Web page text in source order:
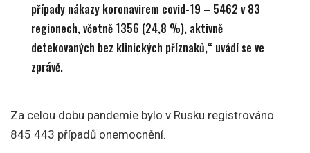
případy nákazy koronavirem covid-19 – 5462 v 83
regionech, včetně 1356 (24,8 %), aktivně
detekovaných bez klinických příznaků,“ uvádí se ve
zprávě.
Za celou dobu pandemie bylo v Rusku registrováno
845 443 případů onemocnění.